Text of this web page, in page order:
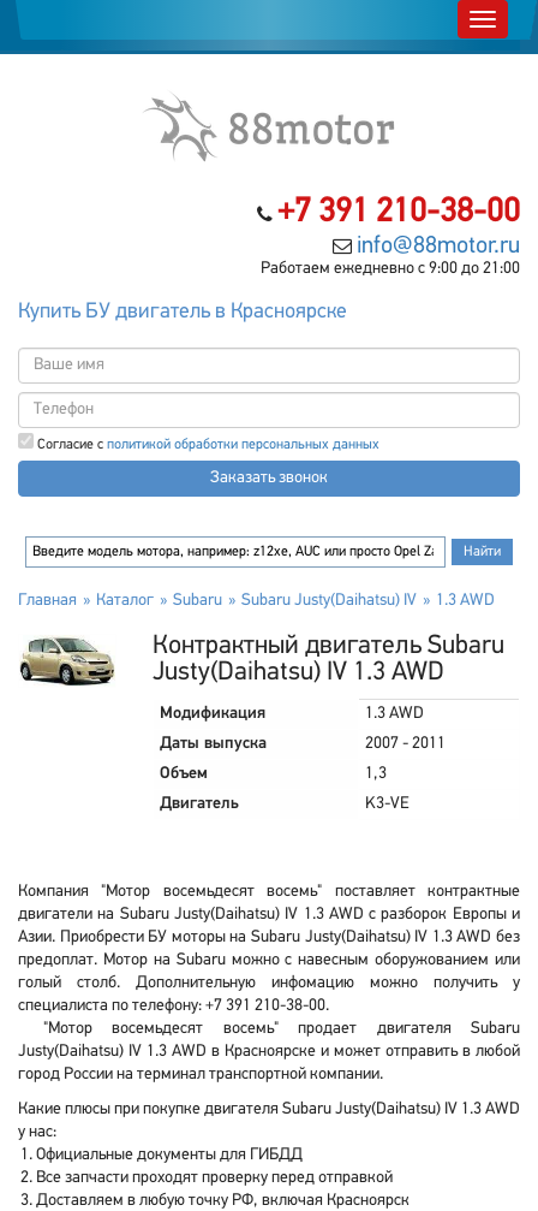
+7 391 210-38-00
info@88motor.ru
Работаем ежедневно с 9:00 до 21:00
Купить БУ двигатель в Красноярске
Согласие с политикой обработки персональных данных
Заказать звонок
Главная Каталог Subaru Subaru Justy(Daihatsu) IV 1.3 AWD
Контрактный двигатель Subaru
Justy(Daihatsu) IV 1.3 AWD
Модификация
1.3 AWD
Даты выпуска
2007 - 2011
Объем
1,3
Двигатель
K3-VE
Компания "Мотор восемьдесят восемь" поставляет контрактные
двигатели на Subaru Justy(Daihatsu) IV 1.3 AWD с разборок Европы и
Азии. Приобрести БУ моторы на Subaru Justy(Daihatsu) IV 1.3 AWD без
предоплат. Мотор на Subaru можно с навесным оборужованием или
голый столб. Дополнительную инфомацию можно получить у
специалиста по телефону: +7 391 210-38-00.
"Мотор восемьдесят восемь" продает двигателя Subaru
Justy(Daihatsu) IV 1.3 AWD в Красноярске и может отправить в любой
город России на терминал транспортной компании.
Какие плюсы при покупке двигателя Subaru Justy(Daihatsu) IV 1.3 AWD
у нас:
Официальные документы для ГИБДД
Все запчасти проходят проверку перед отправкой
Доставляем в любую точку РФ, включая Красноярск